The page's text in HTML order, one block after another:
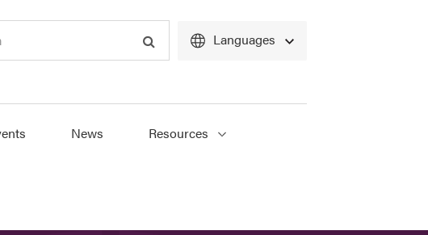
Search Languages
News Resources